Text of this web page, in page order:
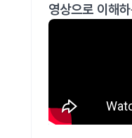
영상으로 이해